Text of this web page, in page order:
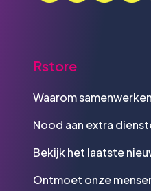
Rstore
Waarom samenwerken
Nood aan extra
Bekijk het laatste
Ontmoet onze